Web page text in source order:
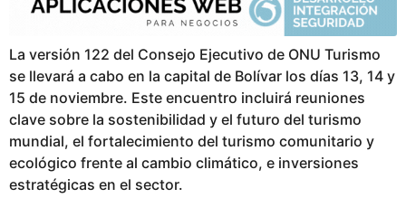
ñ
o
s
p
u
b
l
La versión 122 del Consejo Ejecutivo de ONU Turismo
se llevará a cabo en la capital de Bolívar los días 13, 14 y
15 de noviembre. Este encuentro incluirá reuniones
clave sobre la sostenibilidad y el futuro del turismo
mundial, el fortalecimiento del turismo comunitario y
ecológico frente al cambio climático, e inversiones
estratégicas en el sector.